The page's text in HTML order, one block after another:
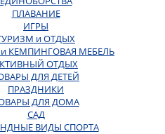
ПЛАВАНИЕ
ИГРЫ
и ОТДЫХ
КЕМПИНГОВАЯ МЕБЕЛЬ
ОТДЫХ
ДЛЯ ДЕТЕЙ
ПРАЗДНИКИ
ДЛЯ ДОМА
САД
ВИДЫ СПОРТА